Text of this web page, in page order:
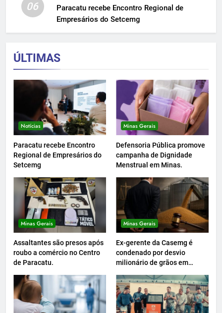
06
Paracatu recebe Encontro Regional de
Empresários do Setcemg
ÚLTIMAS
Notícias
Paracatu recebe Encontro
Regional de Empresários do
Setcemg
Minas Gerais
Defensoria Pública promove
campanha de Dignidade
Menstrual em Minas.
Minas Gerais
Assaltantes são presos após
roubo a comércio no Centro
de Paracatu.
Minas Gerais
Ex-gerente da Casemg é
condenado por desvio
milionário de grãos em